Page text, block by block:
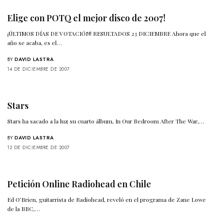
Elige con POTQ el mejor disco de 2007!
¡ÚLTIMOS DÍAS DE VOTACIÓN! RESULTADOS 23 DICIEMBRE Ahora que el
año se acaba, es el…
BY DAVID LASTRA
14 DE DICIEMBRE DE 2007
Stars
Stars ha sacado a la luz su cuarto álbum, In Our Bedroom After The War,…
BY DAVID LASTRA
12 DE DICIEMBRE DE 2007
Petición Online Radiohead en Chile
Ed O’Brien, guitarrista de Radiohead, reveló en el programa de Zane Lowe
de la BBC,…